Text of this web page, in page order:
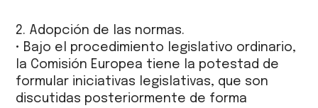
2. Adopción de las normas.
• Bajo el procedimiento legislativo ordinario,
la Comisión Europea tiene la potestad de
formular iniciativas legislativas, que son
discutidas posteriormente de forma